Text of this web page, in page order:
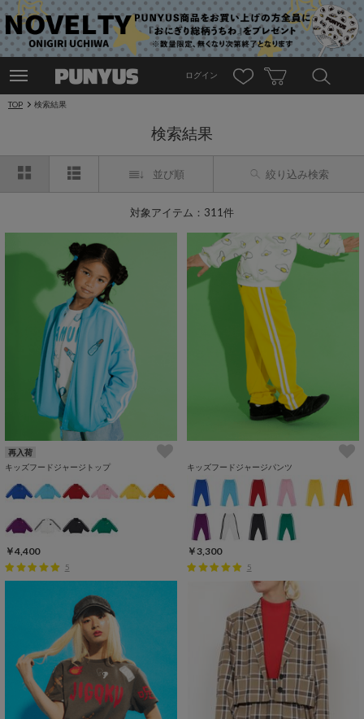
ログイン
TOP 検索結果
検索結果
並び順 絞り込み検索
対象アイテム：311件
再入荷
キッズフードジャージトップ
￥4,400
5
キッズフードジャージパンツ
￥3,300
5